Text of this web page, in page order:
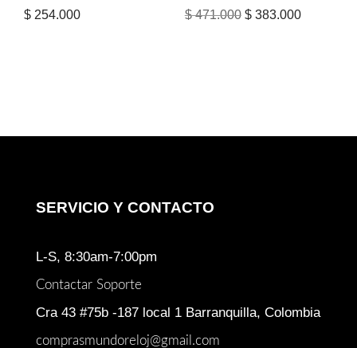
$ 254.000
$471.000 El
$383.000El
SERVICIO Y CONTACTO
L-S, 8:30am-7:00pm
Contactar Soporte
Cra 43 #75b -187 local 1 Barranquilla, Colombia
comprasmundoreloj@gmail.com